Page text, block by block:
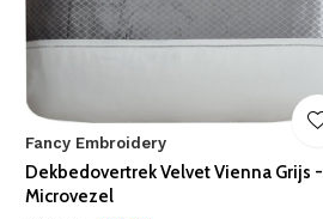
Fancy Embroidery
Dekbedovertrek Velvet Vienna Grijs -
Microvezel